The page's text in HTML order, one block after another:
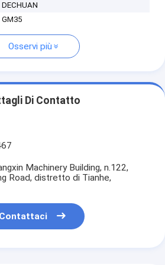
DECHUAN
GM35
Osservi più
Di Contatto
Machinery Building, n.122,
Road, distretto di Tianhe,
Contattaci